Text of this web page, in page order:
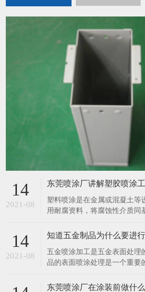
14
2021-08
东莞喷涂厂讲解塑胶喷涂
塑料喷涂是在金属或混凝土等
用耐腐资料，将腐蚀性介质同
料资料不同分胶泥防腐布料、
橡胶防腐布料、塑料防腐布料
料几大类，塑料喷涂多用于化
蚀。​下面，一起来听听东莞喷
14
2021-08
五金喷涂加工是五金表面处理
品的表面喷涂处理是一个重要
护到产品，使产品不易生锈、
东莞喷涂厂在涂装前做什